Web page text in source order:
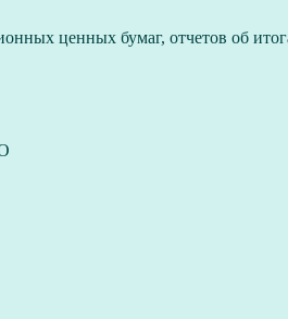
ценных бумаг, отчетов об